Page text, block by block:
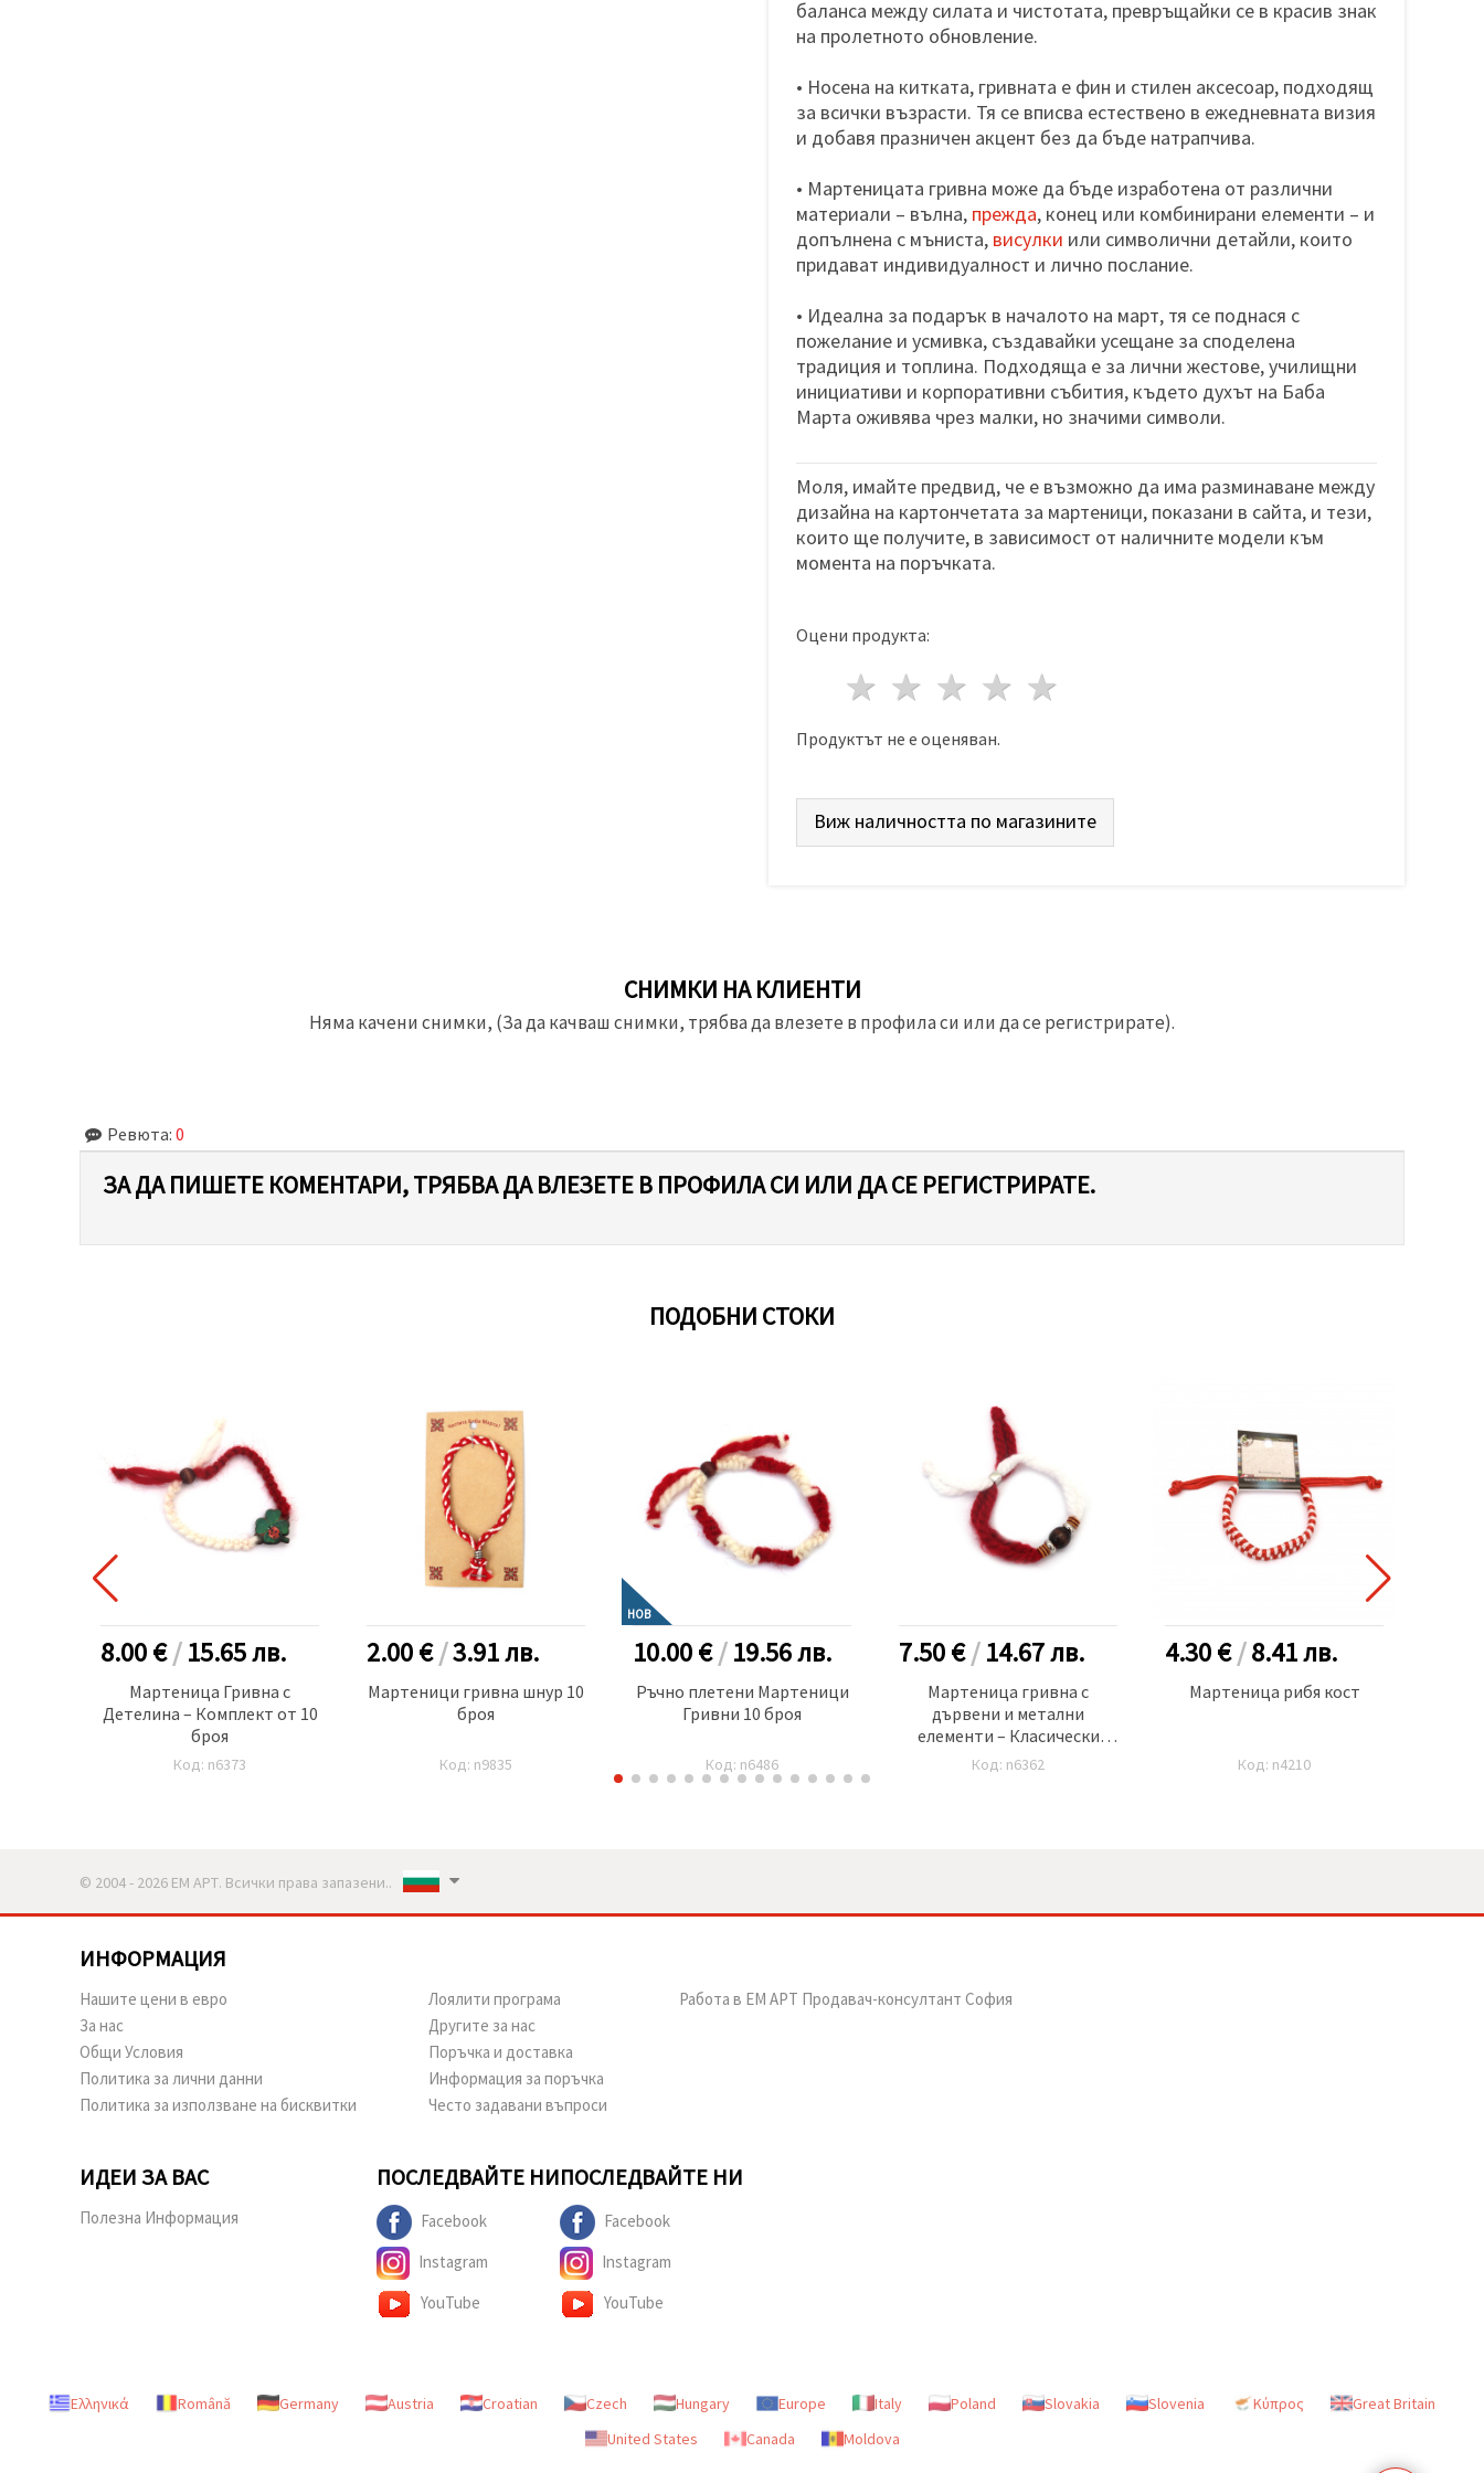
баланса между силата и чистотата, превръщайки се в красив знак
на пролетното обновление.
• Носена на китката, гривната е фин и стилен аксесоар, подходящ
за всички възрасти. Тя се вписва естествено в ежедневната визия
и добавя празничен акцент без да бъде натрапчива.
• Мартеницата гривна може да бъде изработена от различни
материали – вълна, прежда, конец или комбинирани елементи – и
допълнена с мъниста, висулки или символични детайли, които
придават индивидуалност и лично послание.
• Идеална за подарък в началото на март, тя се поднася с
пожелание и усмивка, създавайки усещане за споделена
традиция и топлина. Подходяща е за лични жестове, училищни
инициативи и корпоративни събития, където духът на Баба
Марта оживява чрез малки, но значими символи.
Моля, имайте предвид, че е възможно да има разминаване между
дизайна на картончетата за мартеници, показани в сайта, и тези,
които ще получите, в зависимост от наличните модели към
момента на поръчката.
Оцени продукта:
4 звезди
3 звезди
2 звезди
1 звезда
Продуктът не е оценяван.
Виж наличността по магазините
СНИМКИ НА КЛИЕНТИ
Няма качени снимки, (За да качваш снимки, трябва да влезете в профила си или да се регистрирате).
Ревюта: 0
ЗА ДА ПИШЕТЕ КОМЕНТАРИ, ТРЯБВА ДА ВЛЕЗЕТЕ В ПРОФИЛА СИ ИЛИ ДА СЕ РЕГИСТРИРАТЕ.
ПОДОБНИ СТОКИ
8.00 €/15.65лв.
Мартеница Гривна с
Детелина – Комплект от 10
броя
Код: n6373
2.00 €/3.91лв.
Мартеници гривна шнур 10
броя
Код: n9835
НОВ
10.00 €/19.56лв.
Ръчно плетени Мартеници
Гривни 10 броя
Код: n6486
7.50 €/14.67лв.
Мартеница гривна с
дървени и метални
елементи – Класически
дизайн - 10 броя
Код: n6362
4.30 €/8.41лв.
Мартеница рибя кост
Код: n4210
© 2004 - 2026 ЕМ АРТ. Всички права запазени..
ИНФОРМАЦИЯ
Нашите цени в евро
За нас
Общи Условия
Политика за лични данни
Политика за използване на бисквитки
Лоялити програма
Другите за нас
Поръчка и доставка
Информация за поръчка
Често задавани въпроси
Работа в ЕМ АРТ Продавач-консултант София
ИДЕИ ЗА ВАС
Полезна Информация
ПОСЛЕДВАЙТЕ НИ
Facebook
Instagram
YouTube
ПОСЛЕДВАЙТЕ НИ
Facebook
Instagram
YouTube
Ελληνικά Română Germany Austria Croatian Czech Hungary Europe Italy Poland Slovakia Slovenia Κύπρος
Great Britain
United States
Canada Moldova